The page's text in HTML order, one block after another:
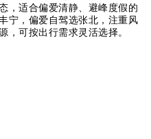
，适合偏爱清静、避峰度假的
宁，偏爱自驾选张北，注重风
，可按出行需求灵活选择。